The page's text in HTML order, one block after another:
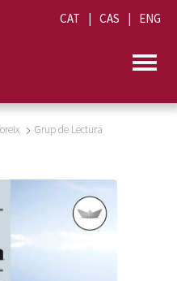
CAT CAS ENG
Grup de Lectura